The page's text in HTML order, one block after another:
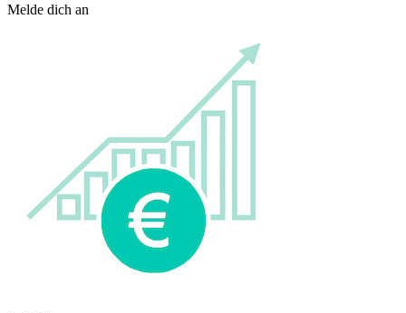
Melde dich an